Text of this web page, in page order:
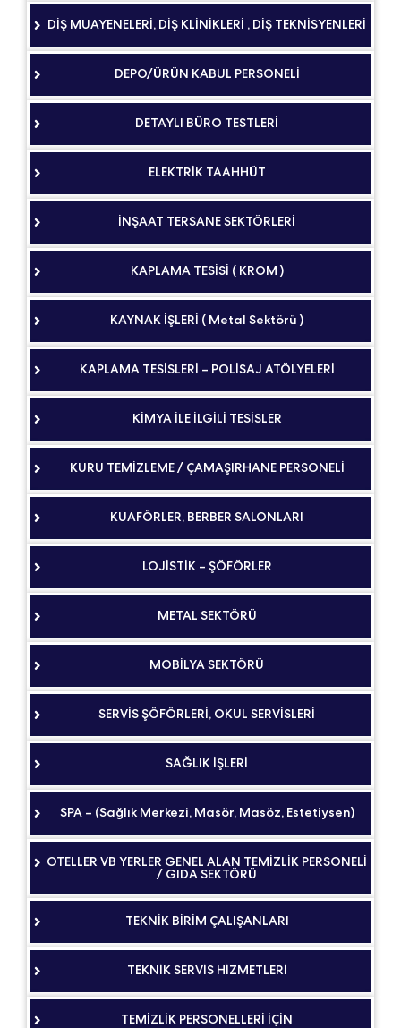
DİŞ MUAYENELERİ, DİŞ KLİNİKLERİ , DİŞ TEKNİSYENLERİ
DEPO/ÜRÜN KABUL PERSONELİ
DETAYLI BÜRO TESTLERİ
ELEKTRİK TAAHHÜT
İNŞAAT TERSANE SEKTÖRLERİ
KAPLAMA TESİSİ ( KROM )
KAYNAK İŞLERİ ( Metal Sektörü )
KAPLAMA TESİSLERİ – POLİSAJ ATÖLYELERİ
KİMYA İLE İLGİLİ TESİSLER
KURU TEMİZLEME / ÇAMAŞIRHANE PERSONELİ
KUAFÖRLER, BERBER SALONLARI
LOJİSTİK – ŞÖFÖRLER
METAL SEKTÖRÜ
MOBİLYA SEKTÖRÜ
SERVİS ŞÖFÖRLERİ, OKUL SERVİSLERİ
SAĞLIK İŞLERİ
SPA – (Sağlık Merkezi, Masör, Masöz, Estetiysen)
OTELLER VB YERLER GENEL ALAN TEMİZLİK PERSONELİ
/ GIDA SEKTÖRÜ
TEKNİK BİRİM ÇALIŞANLARI
TEKNİK SERVİS HİZMETLERİ
TEMİZLİK PERSONELLERİ İÇİN